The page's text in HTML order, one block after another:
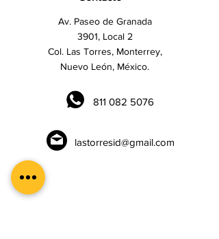
Av. Paseo de Granada
3901, Local 2
Col. Las Torres, Monterrey,
Nuevo León, México.
811 082 5076
lastorresid@gmail.com